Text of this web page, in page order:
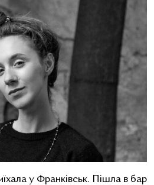
у Франківськ. Пішла в бар